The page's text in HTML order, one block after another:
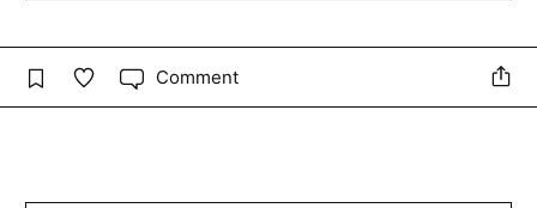
Comment